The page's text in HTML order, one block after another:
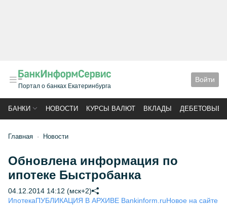
Портал о банках Екатеринбурга
Войти
БАНКИ НОВОСТИ КУРСЫ ВАЛЮТ ВКЛАДЫ ДЕБЕТОВЫЕ
Главная Новости
Обновлена информация по
ипотеке Быстробанка
04.12.2014 14:12 (мск+2)
ИпотекаПУБЛИКАЦИЯ В АРХИВЕ Bankinform.ruНовое на сайте